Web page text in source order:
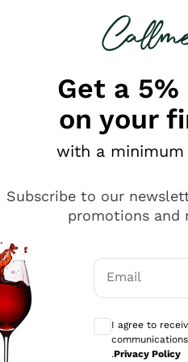
looking for
è male ma secondo me
Get a
on your
with a
Subscribe to our
promotions and
Email
I agree to
.Privacy Policy